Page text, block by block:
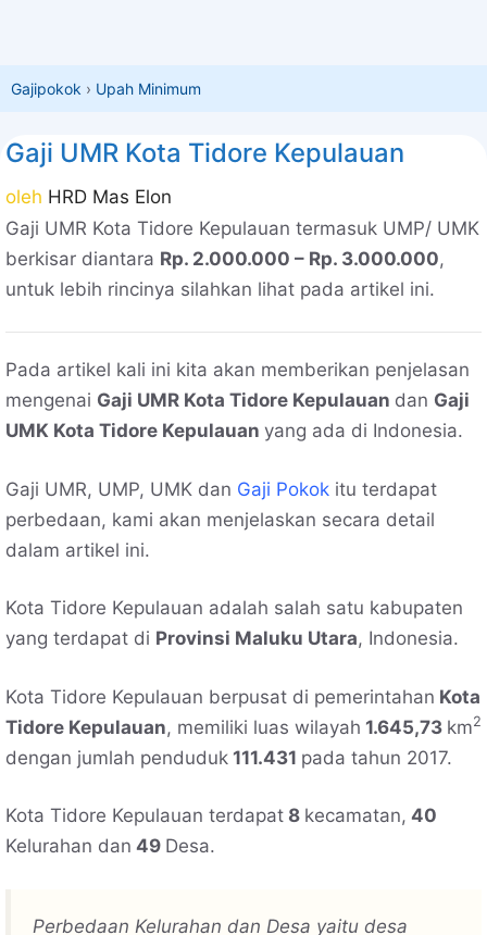
Gajipokok › Upah Minimum
Gaji UMR Kota Tidore Kepulauan
oleh HRD Mas Elon
Gaji UMR Kota Tidore Kepulauan termasuk UMP/ UMK
berkisar diantara Rp. 2.000.000 – Rp. 3.000.000,
untuk lebih rincinya silahkan lihat pada artikel ini.
Pada artikel kali ini kita akan memberikan penjelasan
mengenai Gaji UMR Kota Tidore Kepulauan dan Gaji
UMK Kota Tidore Kepulauan yang ada di Indonesia.
Gaji UMR, UMP, UMK dan Gaji Pokok itu terdapat
perbedaan, kami akan menjelaskan secara detail
dalam artikel ini.
Kota Tidore Kepulauan adalah salah satu kabupaten
yang terdapat di Provinsi Maluku Utara, Indonesia.
Kota Tidore Kepulauan berpusat di pemerintahan Kota
Tidore Kepulauan, memiliki luas wilayah 1.645,73 km2
dengan jumlah penduduk 111.431 pada tahun 2017.
Kota Tidore Kepulauan terdapat 8 kecamatan, 40
Kelurahan dan 49 Desa.
Perbedaan Kelurahan dan Desa yaitu desa